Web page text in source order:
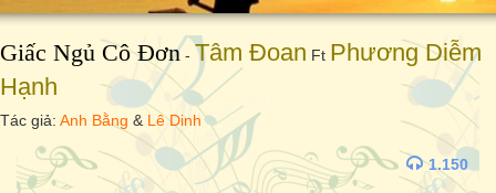
Giấc Ngủ Cô Đơn - Tâm Đoan Ft Phương Diễm
Hạnh
Tác giả: Anh Bằng & Lê Dinh
1.150